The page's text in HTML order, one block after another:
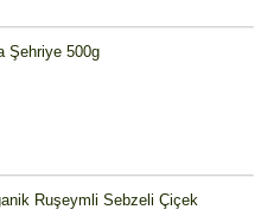
Şehriye 500g
Ruşeymli Sebzeli Çiçek